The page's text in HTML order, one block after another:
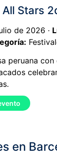
All Stars
de 2026 ·
peruana
en